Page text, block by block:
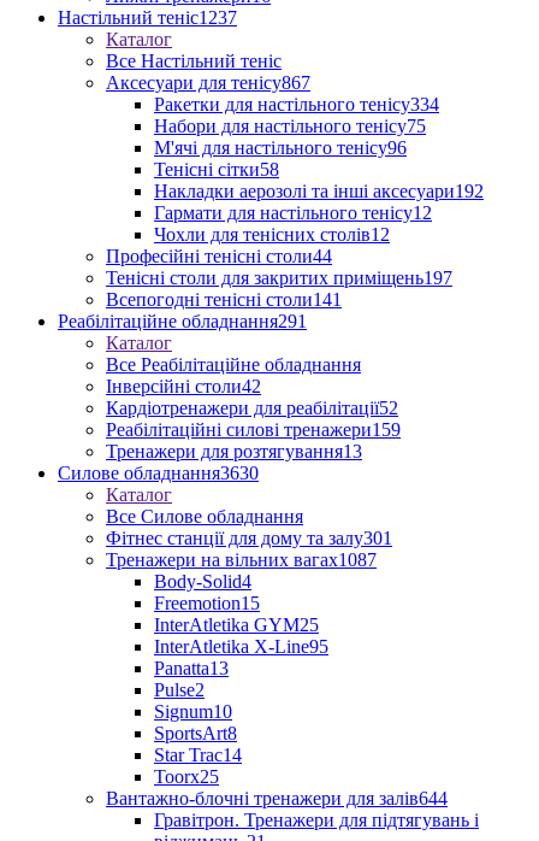
Настільний теніс1237
Каталог
Все Настільний теніс
Аксесуари для тенісу867
Ракетки для настільного тенісу334
Набори для настільного тенісу75
М'ячі для настільного тенісу96
Тенісні сітки58
Накладки аерозолі та інші аксесуари192
Гармати для настільного тенісу12
Чохли для тенісних столів12
Професійні тенісні столи44
Тенісні столи для закритих приміщень197
Всепогодні тенісні столи141
Реабілітаційне обладнання291
Каталог
Все Реабілітаційне обладнання
Інверсійні столи42
Кардіотренажери для реабілітації52
Реабілітаційні силові тренажери159
Тренажери для розтягування13
Силове обладнання3630
Каталог
Все Силове обладнання
Фітнес станції для дому та залу301
Тренажери на вільних вагах1087
Body-Solid4
Freemotion15
InterAtletika GYM25
InterAtletika X-Line95
Panatta13
Pulse2
Signum10
SportsArt8
Star Trac14
Toorx25
Вантажно-блочні тренажери для залів644
Гравітрон. Тренажери для підтягувань і